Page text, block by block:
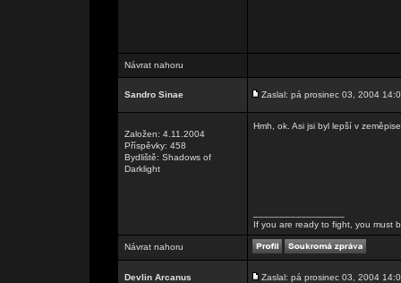
Návrat nahoru
Sandro Sinae Zaslal: pá prosinec 03, 2004
Založen: 4.11.2004
Příspěvky: 458
Bydliště: Shadows of
Darklight
Hmh, ok. Asi jsi byl lepší v
If you are ready to fight, you must
Návrat nahoru
Devlin Arcanus Zaslal: pá prosinec 03, 2004